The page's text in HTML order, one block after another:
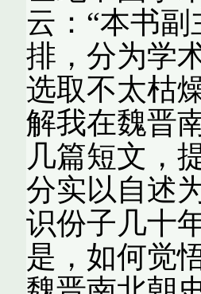
云：“本书
排，分为学
选取不太枯
解我在魏晋
几篇短文，
分实以自述
识份子几十
是，如何觉